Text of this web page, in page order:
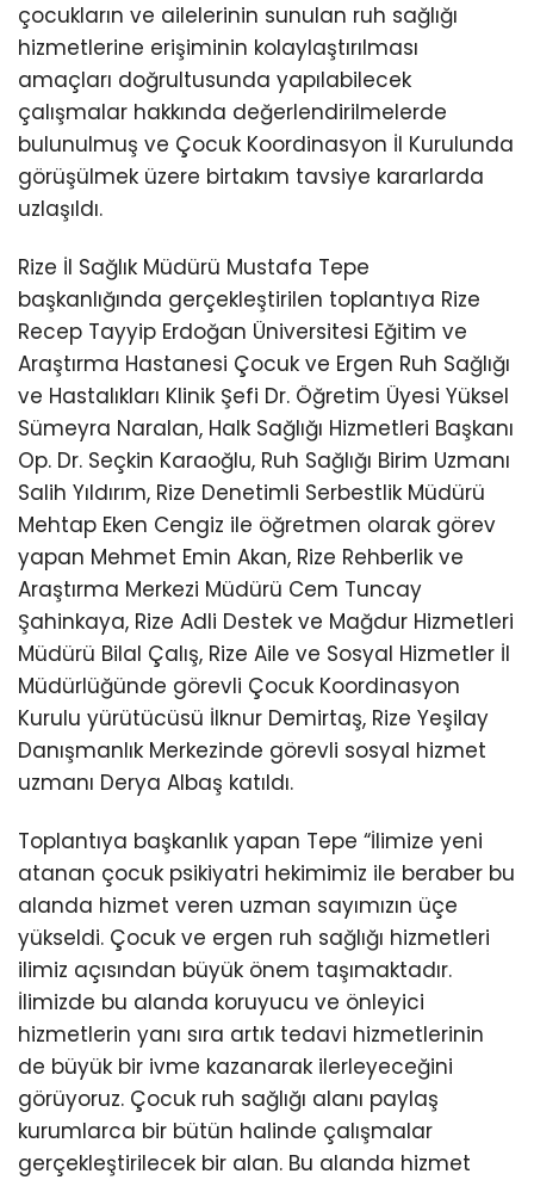
çocukların ve ailelerinin sunulan ruh sağlığı
hizmetlerine erişiminin kolaylaştırılması
amaçları doğrultusunda yapılabilecek
çalışmalar hakkında değerlendirilmelerde
bulunulmuş ve Çocuk Koordinasyon İl Kurulunda
görüşülmek üzere birtakım tavsiye kararlarda
uzlaşıldı.
Rize İl Sağlık Müdürü Mustafa Tepe
başkanlığında gerçekleştirilen toplantıya Rize
Recep Tayyip Erdoğan Üniversitesi Eğitim ve
Araştırma Hastanesi Çocuk ve Ergen Ruh Sağlığı
ve Hastalıkları Klinik Şefi Dr. Öğretim Üyesi Yüksel
Sümeyra Naralan, Halk Sağlığı Hizmetleri Başkanı
Op. Dr. Seçkin Karaoğlu, Ruh Sağlığı Birim Uzmanı
Salih Yıldırım, Rize Denetimli Serbestlik Müdürü
Mehtap Eken Cengiz ile öğretmen olarak görev
yapan Mehmet Emin Akan, Rize Rehberlik ve
Araştırma Merkezi Müdürü Cem Tuncay
Şahinkaya, Rize Adli Destek ve Mağdur Hizmetleri
Müdürü Bilal Çalış, Rize Aile ve Sosyal Hizmetler İl
Müdürlüğünde görevli Çocuk Koordinasyon
Kurulu yürütücüsü İlknur Demirtaş, Rize Yeşilay
Danışmanlık Merkezinde görevli sosyal hizmet
uzmanı Derya Albaş katıldı.
Toplantıya başkanlık yapan Tepe “İlimize yeni
atanan çocuk psikiyatri hekimimiz ile beraber bu
alanda hizmet veren uzman sayımızın üçe
yükseldi. Çocuk ve ergen ruh sağlığı hizmetleri
ilimiz açısından büyük önem taşımaktadır.
İlimizde bu alanda koruyucu ve önleyici
hizmetlerin yanı sıra artık tedavi hizmetlerinin
de büyük bir ivme kazanarak ilerleyeceğini
görüyoruz. Çocuk ruh sağlığı alanı paylaş
kurumlarca bir bütün halinde çalışmalar
gerçekleştirilecek bir alan. Bu alanda hizmet